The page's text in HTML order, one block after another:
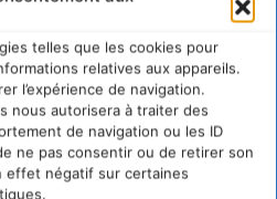
telles que les cookies pour
relatives aux appareils.
l’expérience de navigation.
nous autorisera à traiter des
de navigation ou les ID
ne pas consentir ou de retirer son
effet négatif sur certaines
conviviale et chaleureuse :
filles. Il fallait qu’elles puissent
prises. »Lerato Mvelase
du mal à me concentrer,
le plateau. Lorsqu’on tournait
on demandait un peu plus
En effet, Oliver Schmitz savait